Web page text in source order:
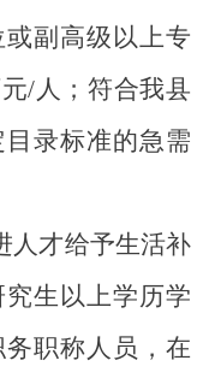
副高级以上专
/ 人；符合我县
录标准的急需
人才给予生活补
生以上学历学
职称人员，在